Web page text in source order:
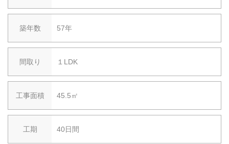
築年数 57年
間取り １LDK
工事面積 45.5㎡
工期 40日間